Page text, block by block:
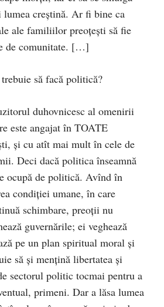
creştină. Ar fi bine ca
ale familiilor preoţeşti să fie
de comunitate. […]
să facă politică?
duhovnicesc al omenirii
este angajat în TOATE
şi cu atît mai mult în cele de
Deci dacă politica înseamnă
ocupă de politică. Avînd în
condiţiei umane, în care
schimbare, preoţii nu
guvernările; ei veghează
pe un plan spiritual moral şi
să şi menţină libertatea şi
sectorul politic tocmai pentru a
primeni. Dar a lăsa lumea